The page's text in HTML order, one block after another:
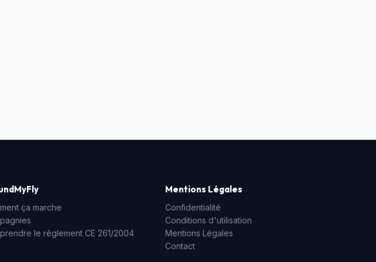
ça marche
le règlement CE 261/2004
Mentions Légales
Confidentialité
Conditions d'utilisation
Mentions Légales
Contact